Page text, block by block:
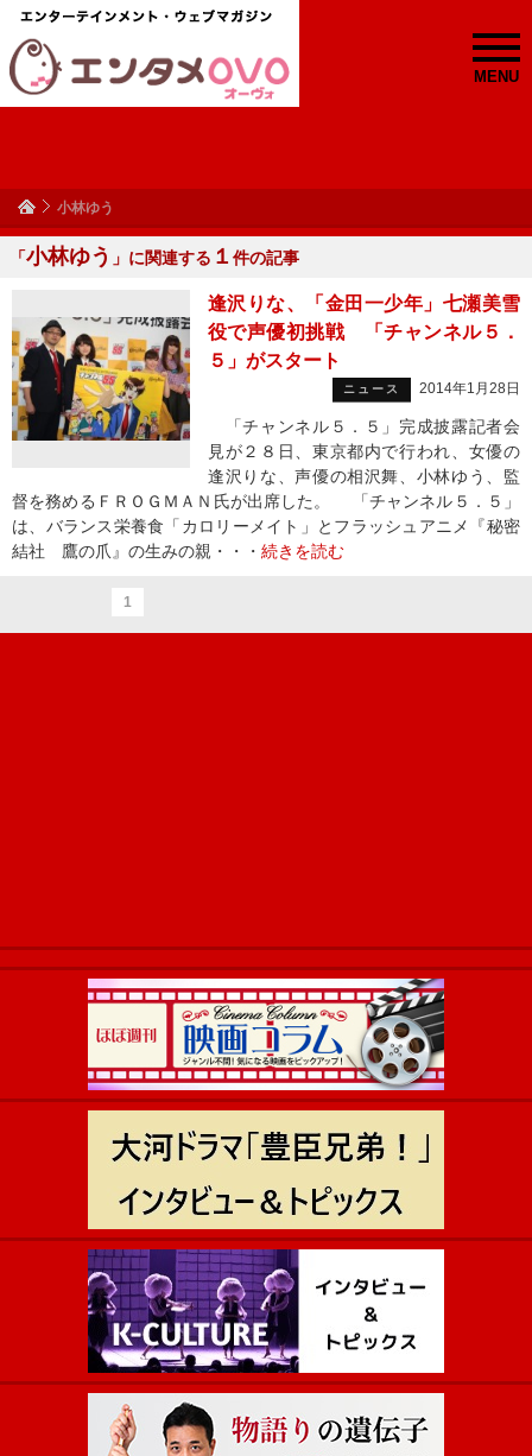
MENU
小林ゆう
「小林ゆう 」に関連する １ 件の記事
逢沢りな、「金田一少年」七瀬美雪
役で声優初挑戦 「チャンネル５．
５」がスタート
ニュース 2014年1月28日
「チャンネル５．５」完成披露記者会
見が２８日、東京都内で行われ、女優の
逢沢りな、声優の相沢舞、小林ゆう、監
督を務めるＦＲＯＧＭＡＮ氏が出席した。 「チャンネル５．５」
は、バランス栄養食「カロリーメイト」とフラッシュアニメ『秘密
結社 鷹の爪』の生みの親・・・ 続きを読む
1